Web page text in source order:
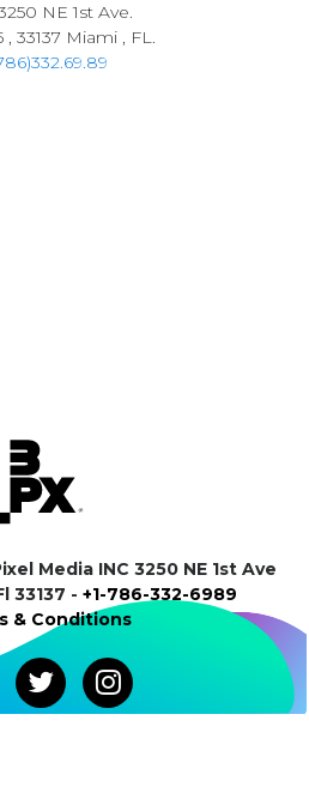
NE 1st Ave.
, 33137 Miami , FL.
Media INC 3250 NE 1st Ave
33137 - +1-786-332-6989
& Conditions